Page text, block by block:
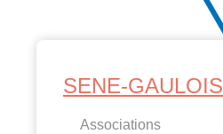
SENE-GAULOIS
Associations